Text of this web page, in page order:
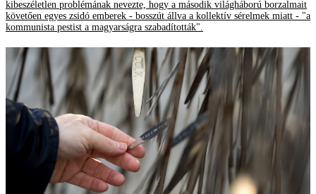
kibeszéletlen problémának nevezte, hogy a második világháború borzalmait
követően egyes zsidó emberek - bosszút állva a kollektív sérelmek miatt - "a
kommunista pestist a magyarságra szabadították".